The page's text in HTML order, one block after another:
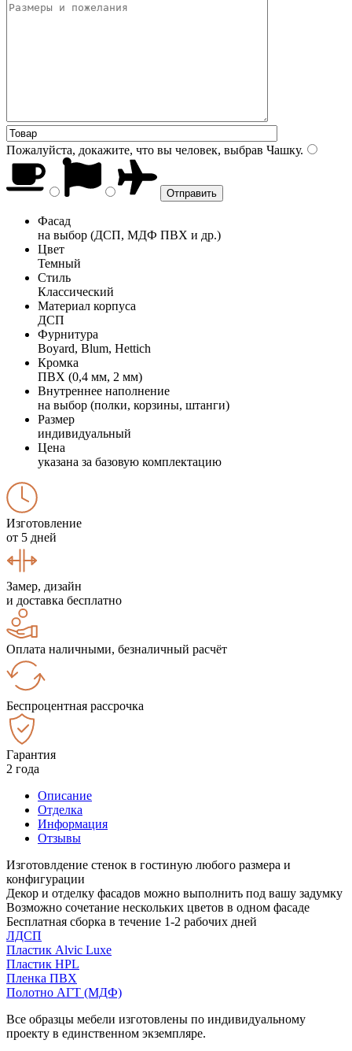
Пожалуйста, докажите, что вы человек, выбрав Чашку.
Фасад
на выбор (ДСП, МДФ ПВХ и др.)
Цвет
Темный
Стиль
Классический
Материал корпуса
ДСП
Фурнитура
Boyard, Blum, Hettich
Кромка
ПВХ (0,4 мм, 2 мм)
Внутреннее наполнение
на выбор (полки, корзины, штанги)
Размер
индивидуальный
Цена
указана за базовую комплектацию
Изготовление
от 5 дней
Замер, дизайн
и доставка бесплатно
Оплата наличными, безналичный расчёт
Беспроцентная рассрочка
Гарантия
2 года
Описание
Отделка
Информация
Отзывы
Изготовлдение стенок в гостиную любого размера и
конфигурации
Декор и отделку фасадов можно выполнить под вашу задумку
Возможно сочетание нескольких цветов в одном фасаде
Бесплатная сборка в течение 1-2 рабочих дней
ЛДСП
Пластик Alvic Luxe
Пластик HPL
Пленка ПВХ
Полотно АГТ (МДФ)
Все образцы мебели изготовлены по индивидуальному
проекту в единственном экземпляре.